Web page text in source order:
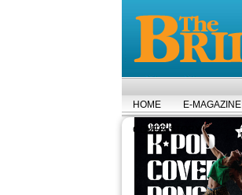
HOME E-MAGAZINE
COVER STORY